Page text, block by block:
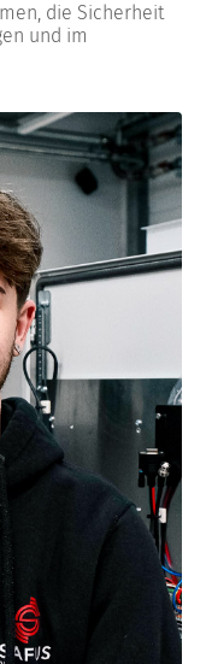
die Sicherheit
und im